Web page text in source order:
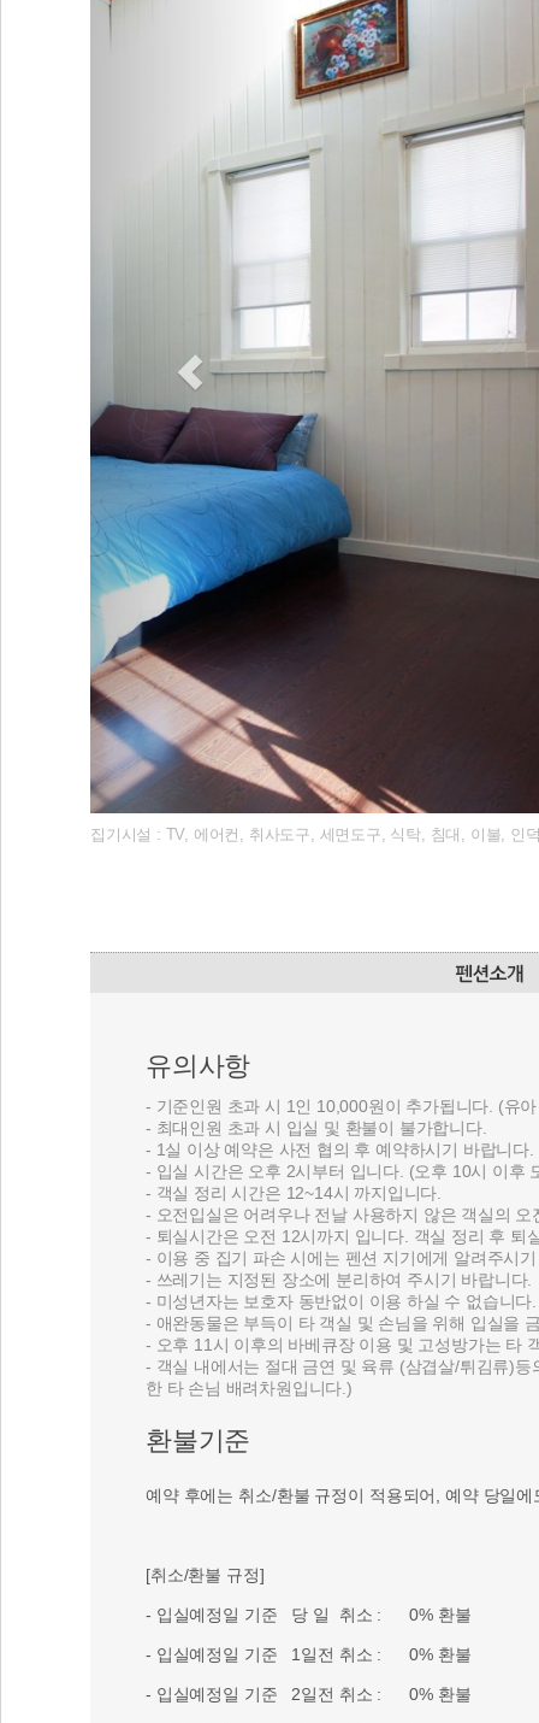
집기시설 : TV, 에어컨, 취사도구, 세면도구, 식탁, 침대, 이불, 인
유의사항
- 기준인원 초과 시 1인 10,000원이 추가됩니다. (유
- 최대인원 초과 시 입실 및 환불이 불가합니다.
- 1실 이상 예약은 사전 협의 후 예약하시기 바랍니다.
- 입실 시간은 오후 2시부터 입니다. (오후 10시 이후
- 객실 정리 시간은 12~14시 까지입니다.
- 오전입실은 어려우나 전날 사용하지 않은 객실의
- 퇴실시간은 오전 12시까지 입니다. 객실 정리 후 퇴
- 이용 중 집기 파손 시에는 펜션 지기에게 알려주시
- 쓰레기는 지정된 장소에 분리하여 주시기 바랍니다.
- 미성년자는 보호자 동반없이 이용 하실 수 없습니다.
- 애완동물은 부득이 타 객실 및 손님을 위해 입실을
- 오후 11시 이후의 바베큐장 이용 및 고성방가는 타
- 객실 내에서는 절대 금연 및 육류 (삼겹살/튀김류)
한 타 손님 배려차원입니다.)
환불기준
예약 후에는 취소/환불 규정이 적용되어, 예약 당일
[취소/환불 규정]
- 입실예정일 기준 당 일 취소 : 0% 환불
- 입실예정일 기준 1일전 취소 : 0% 환불
- 입실예정일 기준 2일전 취소 : 0% 환불